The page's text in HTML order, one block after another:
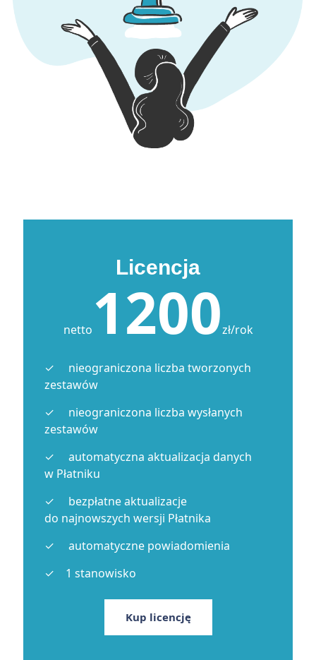
Licencja
1200
nieograniczona liczba tworzonych
zestawów
nieograniczona liczba wysłanych
zestawów
automatyczna aktualizacja danych
w Płatniku
bezpłatne aktualizacje
do najnowszych wersji Płatnika
automatyczne powiadomienia
1 stanowisko